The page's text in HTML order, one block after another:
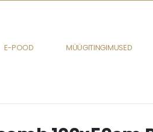
E-POOD MÜÜGITINGIMUSED